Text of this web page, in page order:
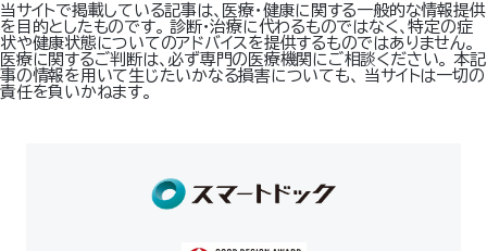
当サイトで掲載している記事は、医療・健康に関する一般的な情報提供
を目的としたものです。 診断・治療に代わるものではなく、特定の症
状や健康状態についてのアドバイスを提供するものではありません。
医療に関するご判断は、必ず専門の医療機関にご相談ください。 本記
事の情報を用いて生じたいかなる損害についても、 当サイトは一切の
責任を負いかねます。